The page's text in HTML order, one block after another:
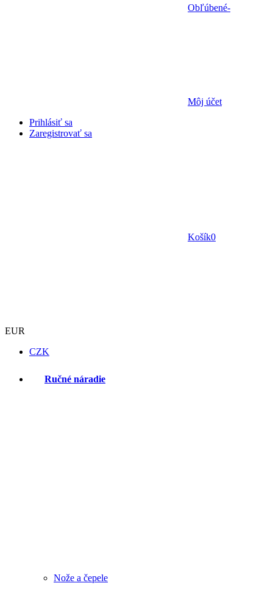
Obľúbené-
Môj účet
Prihlásiť sa
Zaregistrovať sa
Košík0
EUR
CZK
Ručné náradie
Nože a čepele